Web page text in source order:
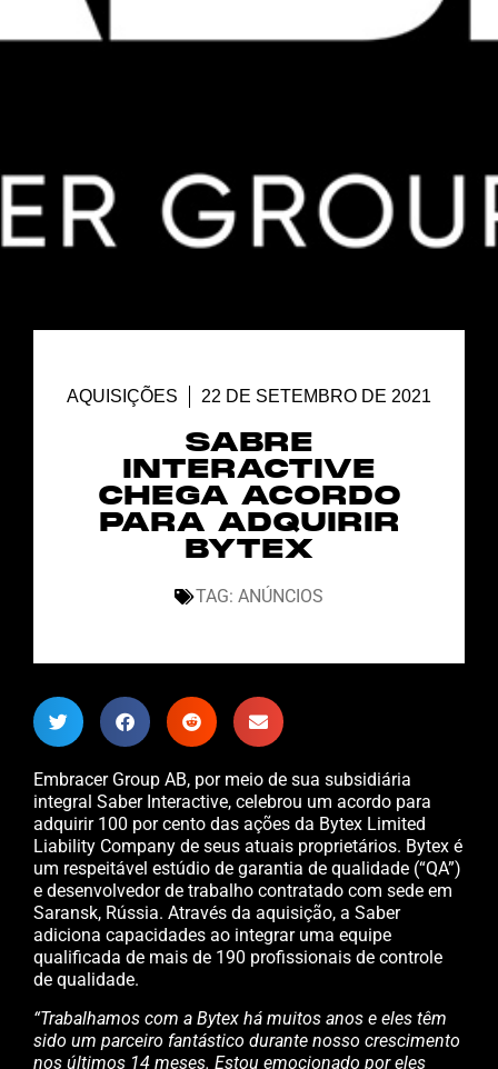
AQUISIÇÕES 22 DE SETEMBRO DE 2021
SABRE
INTERACTIVE
CHEGA ACORDO
PARA ADQUIRIR
BYTEX
TAG: ANÚNCIOS
Embracer Group AB, por meio de sua subsidiária
integral Saber Interactive, celebrou um acordo para
adquirir 100 por cento das ações da Bytex Limited
Liability Company de seus atuais proprietários. Bytex é
um respeitável estúdio de garantia de qualidade (“QA”)
e desenvolvedor de trabalho contratado com sede em
Saransk, Rússia. Através da aquisição, a Saber
adiciona capacidades ao integrar uma equipe
qualificada de mais de 190 profissionais de controle
de qualidade.
“Trabalhamos com a Bytex há muitos anos e eles têm
sido um parceiro fantástico durante nosso crescimento
nos últimos 14 meses. Estou emocionado por eles